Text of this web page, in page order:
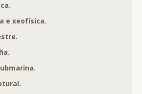
e xeofísica.